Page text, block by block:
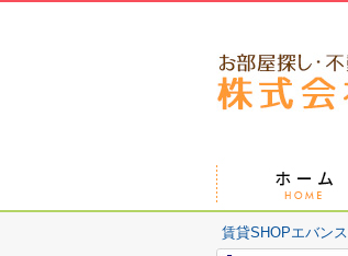
賃貸SHOPエバンス